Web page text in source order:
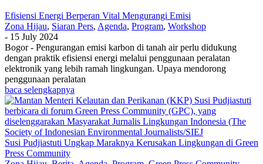
Efisiensi Energi Berperan Vital Mengurangi Emisi
Zona Hijau, Siaran Pers, Agenda, Program, Workshop
- 15 July 2024
Bogor - Pengurangan emisi karbon di tanah air perlu didukung
dengan praktik efisiensi energi melalui penggunaan peralatan
elektronik yang lebih ramah lingkungan. Upaya mendorong
penggunaan peralatan
baca selengkapnya
Susi Pudjiastuti Ungkap Maraknya Kerusakan Lingkungan di Green
Press Community